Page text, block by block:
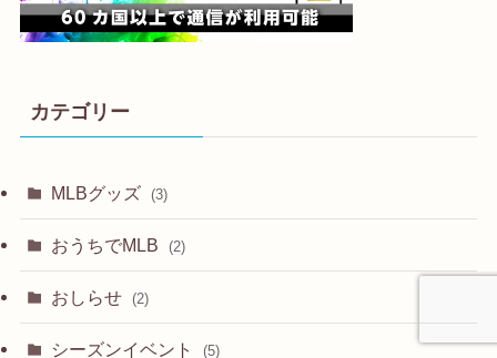
カテゴリー
MLBグッズ (3)
おうちでMLB (2)
おしらせ (2)
シーズンイベント (5)